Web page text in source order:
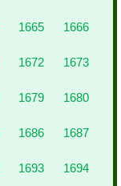
1665 1666
1672 1673
1679 1680
1686 1687
1693 1694